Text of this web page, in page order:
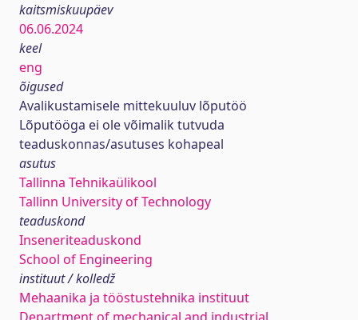
kaitsmiskuupäev
06.06.2024
keel
eng
õigused
Avalikustamisele mittekuuluv lõputöö
Lõputööga ei ole võimalik tutvuda
teaduskonnas/asutuses kohapeal
asutus
Tallinna Tehnikaülikool
Tallinn University of Technology
teaduskond
Inseneriteaduskond
School of Engineering
instituut / kolledž
Mehaanika ja tööstustehnika instituut